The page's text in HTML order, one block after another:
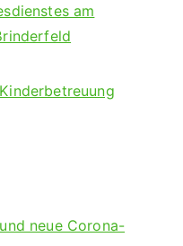
am
neue Corona-